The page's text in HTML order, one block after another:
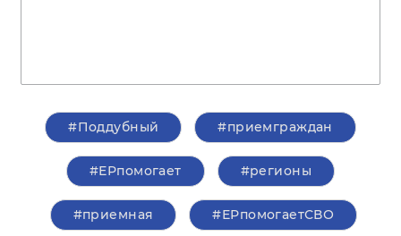
#Поддубный #приемграждан
#ЕРпомогает #регионы
#приемная #ЕРпомогаетСВО